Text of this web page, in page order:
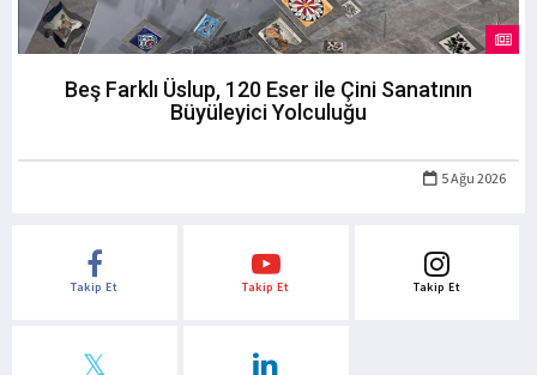
Beş Farklı Üslup, 120 Eser ile Çini Sanatının
Büyüleyici Yolculuğu
5 Ağu 2026
Takip Et Takip Et Takip Et